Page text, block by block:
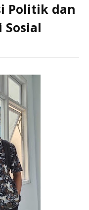
Politik dan